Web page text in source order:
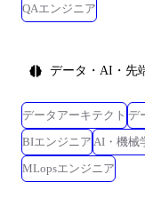
QAエンジニア
データ・AI・先
データアーキテクト デ
BIエンジニア AI・機械
MLopsエンジニア